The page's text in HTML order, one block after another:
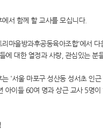
서 함께 할 교사를 모십니다.
마을방과후공동육아조합'에서 다
에 대한 열정과 사랑, 관심있는 분
는 '서울 마포구 성산동 성서초 인근
아이들 60여 명과 상근 교사 5명이